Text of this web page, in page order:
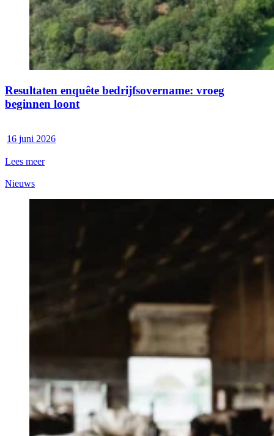
Resultaten enquête bedrijfsovername: vroeg
beginnen loont
16 juni 2026
Lees meer
Nieuws